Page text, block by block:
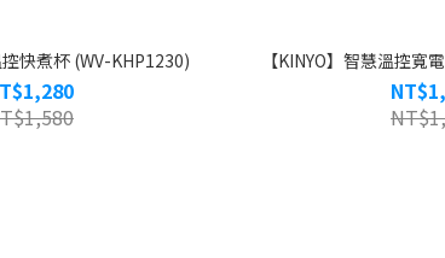
控快煮杯 (WV-KHP1230) 【KINYO】智慧溫控寬